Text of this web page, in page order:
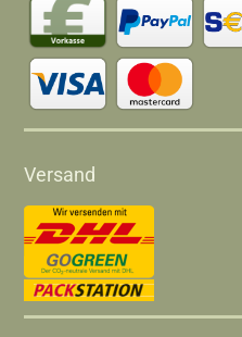
Versand